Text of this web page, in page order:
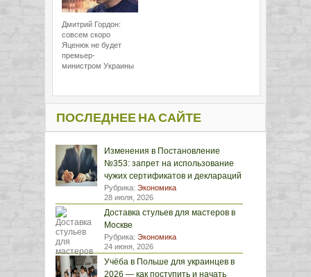
Дмитрий Гордон:
совсем скоро
Яценюк не будет
премьер-
министром Украины
ПОСЛЕДНЕЕ НА САЙТЕ
Изменения в Постановление
№353: запрет на использование
чужих сертификатов и деклараций
Рубрика: Экономика
28 июля, 2026
Доставка стульев для мастеров в
Москве
Рубрика: Экономика
24 июня, 2026
Учёба в Польше для украинцев в
2026 — как поступить и начать